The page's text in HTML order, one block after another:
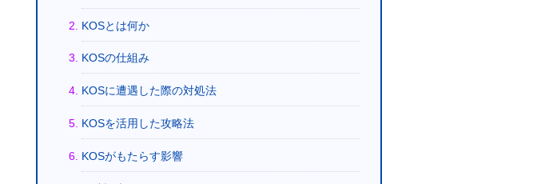
KOSとは何か
KOSの仕組み
KOSに遭遇した際の対処法
KOSを活用した攻略法
KOSがもたらす影響